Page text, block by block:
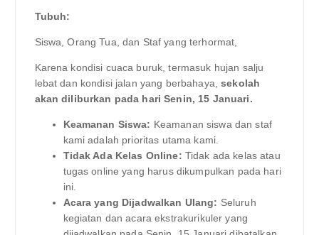
Tubuh:
Siswa, Orang Tua, dan Staf yang terhormat,
Karena kondisi cuaca buruk, termasuk hujan salju
lebat dan kondisi jalan yang berbahaya,sekolah
akan diliburkan pada hari Senin, 15 Januari.
Keamanan Siswa: Keamanan siswa dan staf
kami adalah prioritas utama kami.
Tidak Ada Kelas Online: Tidak ada kelas atau
tugas online yang harus dikumpulkan pada hari
ini.
Acara yang Dijadwalkan Ulang: Seluruh
kegiatan dan acara ekstrakurikuler yang